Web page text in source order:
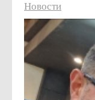
Новости